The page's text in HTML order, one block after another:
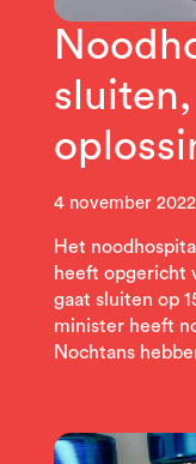
4 november 2022
Het
heeft opgericht
gaat sluiten op
minister heeft
Nochtans